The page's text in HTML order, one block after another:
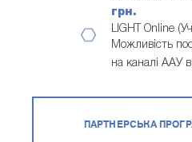
грн.
LIGHT Online
Можливість
на каналі ААУ
ПАРТНЕРСЬКА